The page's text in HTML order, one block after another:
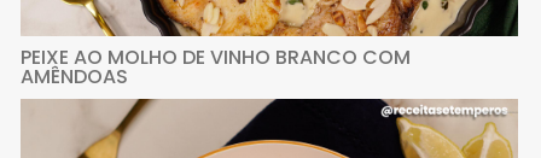
PEIXE AO MOLHO DE VINHO BRANCO COM
AMÊNDOAS